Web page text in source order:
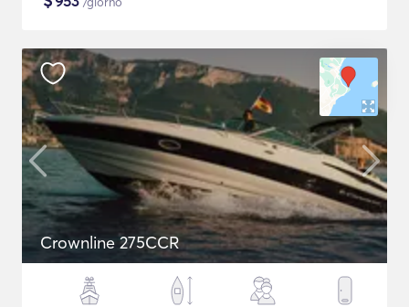
Crownline 275CCR